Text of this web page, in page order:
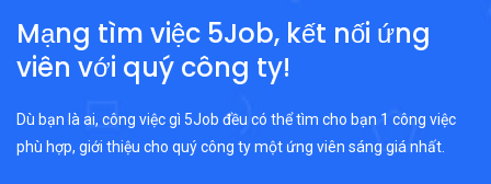
Mạng tìm việc 5Job, kết nối ứng
viên với quý công ty!
Dù bạn là ai, công việc gì 5Job đều có thể tìm cho bạn 1 công việc
phù hợp, giới thiệu cho quý công ty một ứng viên sáng giá nhất.